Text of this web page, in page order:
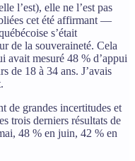
l’est), elle ne l’est pas
cet été affirmant —
s’était
de la souveraineté. Cela
avait mesuré 48 % d’appui
de 18 à 34 ans. J’avais
de grandes incertitudes et
trois derniers résultats de
48 % en juin, 42 % en